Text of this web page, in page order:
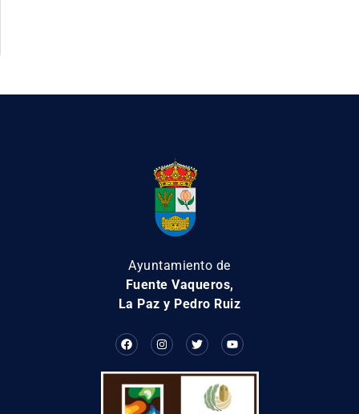
Ayuntamiento de
Fuente Vaqueros,
La Paz y Pedro Ruiz